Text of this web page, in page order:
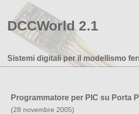
DCCWorld 2.1
Sistemi digitali per il modellismo
Programmatore per PIC su Porta
(28 novembre 2005)